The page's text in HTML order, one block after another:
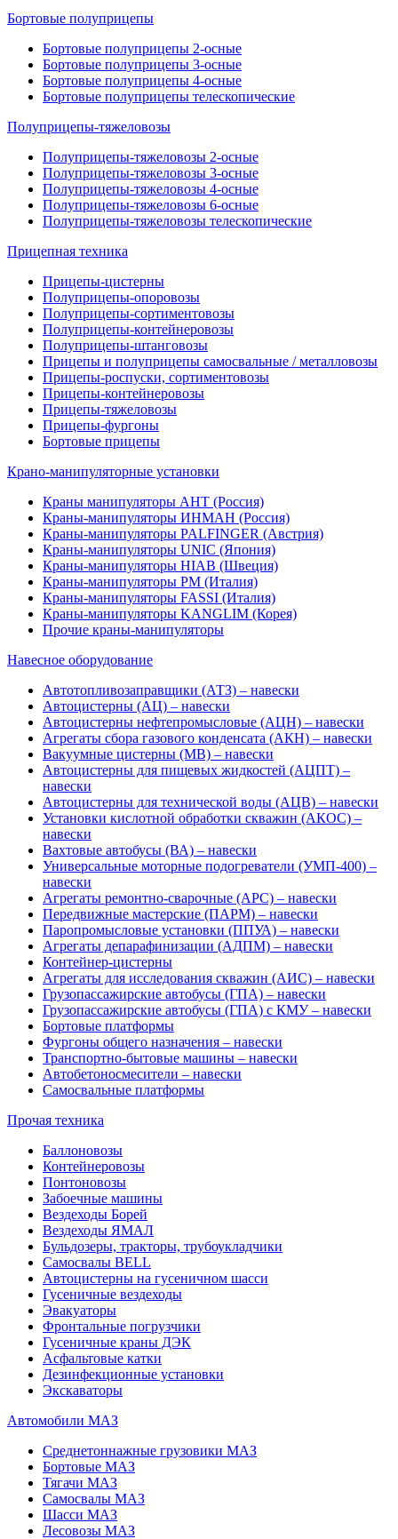
Бортовые полуприцепы
Бортовые полуприцепы 2-осные
Бортовые полуприцепы 3-осные
Бортовые полуприцепы 4-осные
Бортовые полуприцепы телескопические
Полуприцепы-тяжеловозы
Полуприцепы-тяжеловозы 2-осные
Полуприцепы-тяжеловозы 3-осные
Полуприцепы-тяжеловозы 4-осные
Полуприцепы-тяжеловозы 6-осные
Полуприцепы-тяжеловозы телескопические
Прицепная техника
Прицепы-цистерны
Полуприцепы-опоровозы
Полуприцепы-сортиментовозы
Полуприцепы-контейнеровозы
Полуприцепы-штанговозы
Прицепы и полуприцепы самосвальные / металловозы
Прицепы-роспуски, сортиментовозы
Прицепы-контейнеровозы
Прицепы-тяжеловозы
Прицепы-фургоны
Бортовые прицепы
Крано-манипуляторные установки
Краны манипуляторы АНТ (Россия)
Краны-манипуляторы ИНМАН (Россия)
Краны-манипуляторы PALFINGER (Австрия)
Краны-манипуляторы UNIC (Япония)
Краны-манипуляторы HIAB (Швеция)
Краны-манипуляторы PM (Италия)
Краны-манипуляторы FASSI (Италия)
Краны-манипуляторы KANGLIM (Корея)
Прочие краны-манипуляторы
Навесное оборудование
Автотопливозаправщики (АТЗ) – навески
Автоцистерны (АЦ) – навески
Автоцистерны нефтепромысловые (АЦН) – навески
Агрегаты сбора газового конденсата (АКН) – навески
Вакуумные цистерны (МВ) – навески
Автоцистерны для пищевых жидкостей (АЦПТ) –
навески
Автоцистерны для технической воды (АЦВ) – навески
Установки кислотной обработки скважин (АКОС) –
навески
Вахтовые автобусы (ВА) – навески
Универсальные моторные подогреватели (УМП-400) –
навески
Агрегаты ремонтно-сварочные (АРС) – навески
Передвижные мастерские (ПАРМ) – навески
Паропромысловые установки (ППУА) – навески
Агрегаты депарафинизации (АДПМ) – навески
Контейнер-цистерны
Агрегаты для исследования скважин (АИС) – навески
Грузопассажирские автобусы (ГПА) – навески
Грузопассажирские автобусы (ГПА) с КМУ – навески
Бортовые платформы
Фургоны общего назначения – навески
Транспортно-бытовые машины – навески
Автобетоносмесители – навески
Самосвальные платформы
Прочая техника
Баллоновозы
Контейнеровозы
Понтоновозы
Забоечные машины
Вездеходы Борей
Вездеходы ЯМАЛ
Бульдозеры, тракторы, трубоукладчики
Самосвалы BELL
Автоцистерны на гусеничном шасси
Гусеничные вездеходы
Эвакуаторы
Фронтальные погрузчики
Гусеничные краны ДЭК
Асфальтовые катки
Дезинфекционные установки
Экскаваторы
Автомобили МАЗ
Среднетоннажные грузовики МАЗ
Бортовые МАЗ
Тягачи МАЗ
Самосвалы МАЗ
Шасси МАЗ
Лесовозы МАЗ